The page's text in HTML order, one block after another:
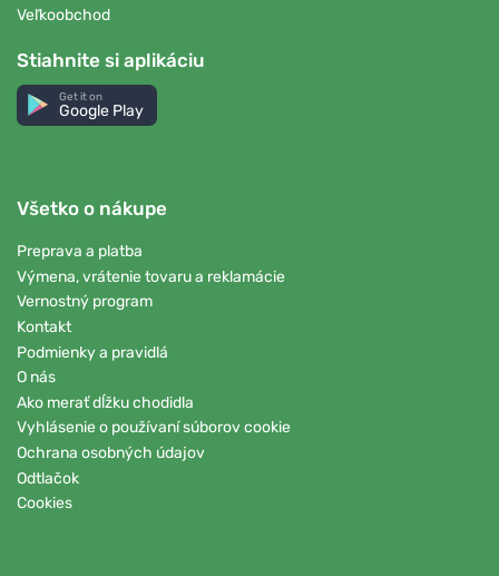
Veľkoobchod
Stiahnite si aplikáciu
Get it on
Google Play
Všetko o nákupe
Preprava a platba
Výmena, vrátenie tovaru a reklamácie
Vernostný program
Kontakt
Podmienky a pravidlá
O nás
Ako merať dĺžku chodidla
Vyhlásenie o používaní súborov cookie
Ochrana osobných údajov
Odtlačok
Cookies